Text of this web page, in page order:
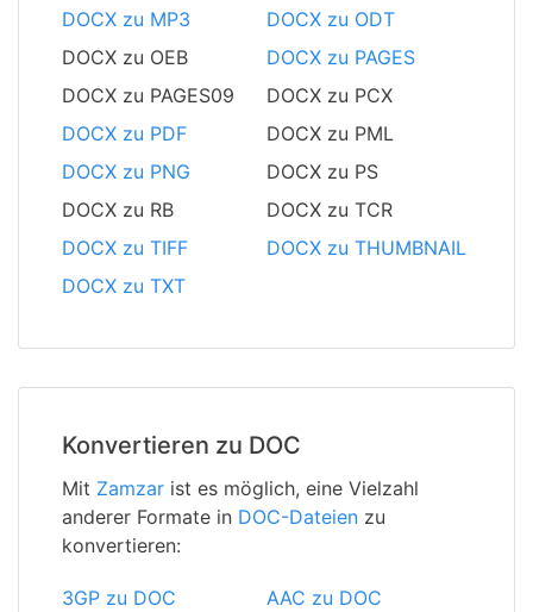
DOCX zu MP3
DOCX zu ODT
DOCX zu OEB
DOCX zu PAGES
DOCX zu PAGES09
DOCX zu PCX
DOCX zu PDF
DOCX zu PML
DOCX zu PNG
DOCX zu PS
DOCX zu RB
DOCX zu TCR
DOCX zu TIFF
DOCX zu THUMBNAIL
DOCX zu TXT
Konvertieren zu DOC
Mit Zamzar ist es möglich, eine Vielzahl
anderer Formate in DOC-Dateien zu
konvertieren:
3GP zu DOC
AAC zu DOC